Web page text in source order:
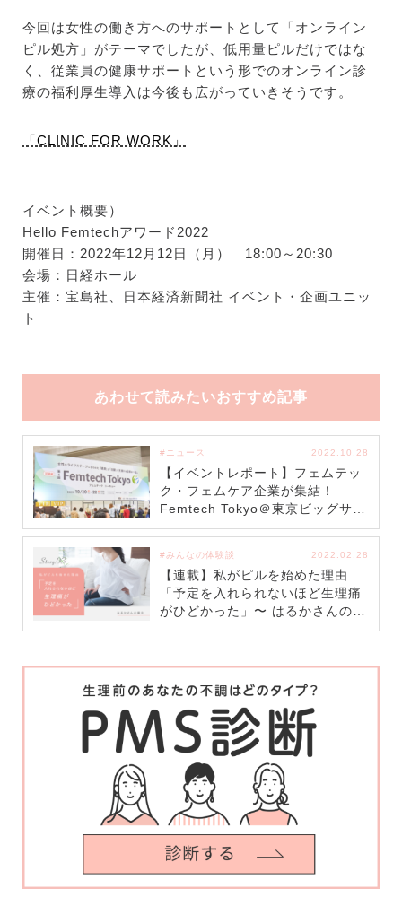
今回は女性の働き方へのサポートとして「オンライン
ピル処方」がテーマでしたが、低用量ピルだけではな
く、従業員の健康サポートという形でのオンライン診
療の福利厚生導入は今後も広がっていきそうです。
「CLINIC FOR WORK」
イベント概要）
Hello Femtechアワード2022
開催日：2022年12月12日（月） 18:00～20:30
会場：日経ホール
主催：宝島社、日本経済新聞社 イベント・企画ユニッ
ト
あわせて読みたいおすすめ記事
#ニュース 2022.10.28
【イベントレポート】フェムテッ
ク・フェムケア企業が集結！
Femtech Tokyo＠東京ビッグサイ
ト
#みんなの体験談 2022.02.28
【連載】私がピルを始めた理由
「予定を入れられないほど生理痛
がひどかった」〜 はるかさんの場
合〜